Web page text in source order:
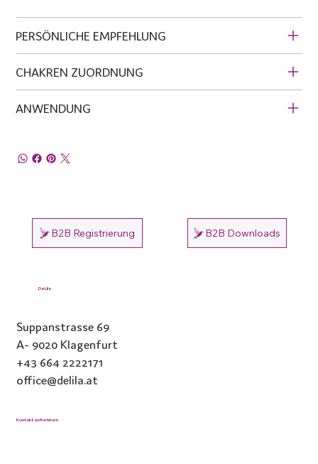
PERSÖNLICHE EMPFEHLUNG
CHAKREN ZUORDNUNG
ANWENDUNG
B2B Registrierung B2B Downloads
DeLila
Suppanstrasse 69
A- 9020 Klagenfurt
+43 664 2222171
office@delila.at
Kontakt aufnehmen